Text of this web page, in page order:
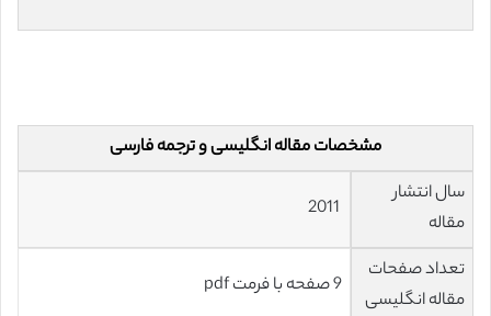
مشخصات مقاله انگلیسی و ترجمه فارسی
سال انتشار
مقاله
تعداد صفحات
مقاله انگلیسی
9 صفحه با فرمت pdf